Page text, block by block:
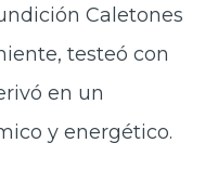
Caletones
testeó con
en un
y energético.